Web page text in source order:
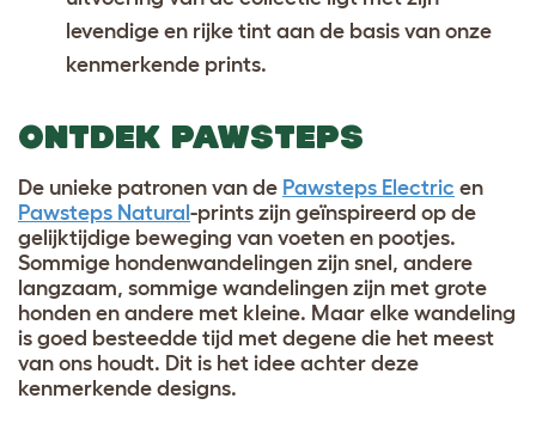
levendige en rijke tint aan de basis van onze
kenmerkende prints.
ONTDEK PAWSTEPS
De unieke patronen van de Pawsteps Electric en
Pawsteps Natural-prints zijn geïnspireerd op de
gelijktijdige beweging van voeten en pootjes.
Sommige hondenwandelingen zijn snel, andere
langzaam, sommige wandelingen zijn met grote
honden en andere met kleine. Maar elke wandeling
is goed besteedde tijd met degene die het meest
van ons houdt. Dit is het idee achter deze
kenmerkende designs.